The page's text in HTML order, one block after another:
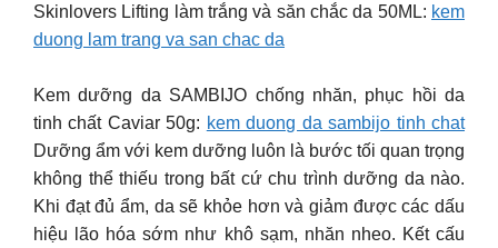
Skinlovers Lifting làm trắng và săn chắc da 50ML: kem
duong lam trang va san chac da
Kem dưỡng da SAMBIJO chống nhăn, phục hồi da
tinh chất Caviar 50g: kem duong da sambijo tinh chat
Dưỡng ẩm với kem dưỡng luôn là bước tối quan trọng
không thể thiếu trong bất cứ chu trình dưỡng da nào.
Khi đạt đủ ẩm, da sẽ khỏe hơn và giảm được các dấu
hiệu lão hóa sớm như khô sạm, nhăn nheo. Kết cấu